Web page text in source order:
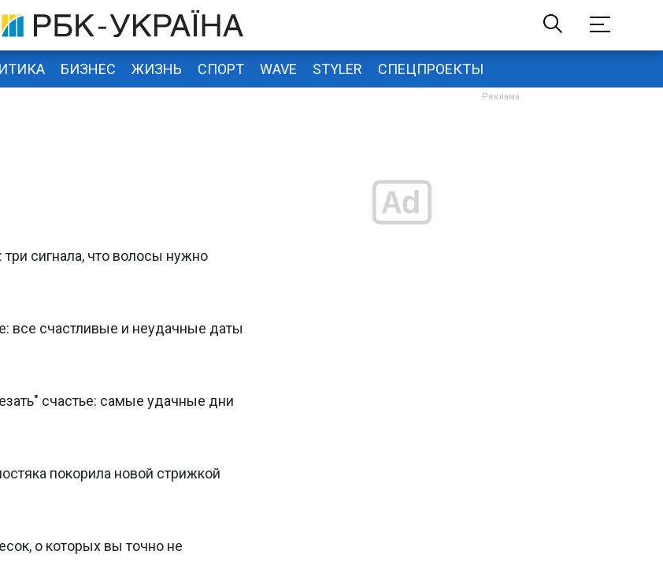
БИЗНЕС ЖИЗНЬ СПОРТ WAVE STYLER СПЕЦПРОЕКТЫ
сигнала, что волосы нужно
все счастливые и неудачные даты
счастье: самые удачные дни
покорила новой стрижкой
о которых вы точно не